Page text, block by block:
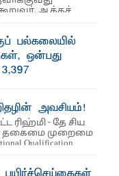
ஆக்கச்
பல்கலையில்
ஒன்பது
பட்டங்கள் –
பதக்கங்கள்
அமைந்துள்ள
அவசியம்!
ரிஹ்மி - தே சிய
தகைமை முறைமை
Qualification